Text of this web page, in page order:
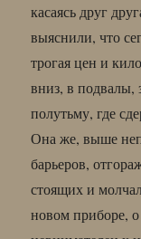
касаясь друг
выяснили, что
трогая цен и
вниз, в подвалы,
полутьму, где
Она же, выше
барьеров,
стоящих и
новом приборе,